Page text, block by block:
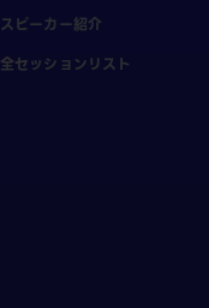
スピーカー紹介
全セッションリスト